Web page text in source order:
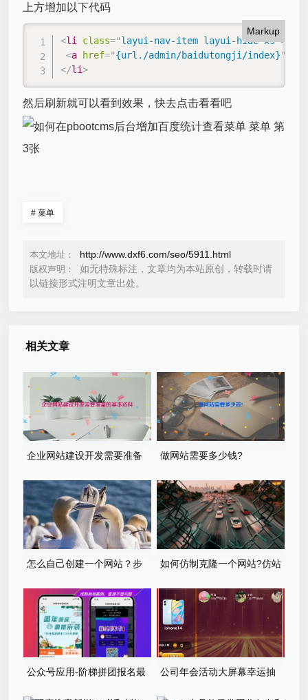
上方增加以下代码
Markup
<li class="layui-nav-item layui-hide-xs">
<a href="{url./admin/baidutongji/index}"
</li>
然后刷新就可以看到效果，快去点击看看吧
# 菜单
本文地址： http://www.dxf6.com/seo/5911.html
版权声明：
如无特殊标注，文章均为本站原创，转载时请
以链接形式注明文章出处。
相关文章
企业网站建设开发需要准备
做网站需要多少钱?
怎么自己创建一个网站？步
如何仿制克隆一个网站?仿站
公众号应用-阶梯拼团报名最
公司年会活动大屏幕幸运抽